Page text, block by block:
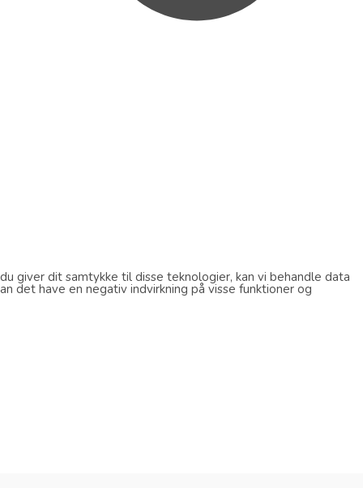
giver dit samtykke til disse teknologier, kan vi behandle data
det have en negativ indvirkning på visse funktioner og